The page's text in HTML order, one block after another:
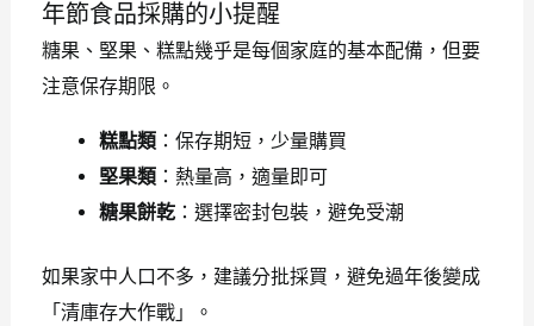
年節食品採購的小提醒
糖果、堅果、糕點幾乎是每個家庭的基本配備，但要
注意保存期限。
糕點類：保存期短，少量購買
堅果類：熱量高，適量即可
糖果餅乾：選擇密封包裝，避免受潮
如果家中人口不多，建議分批採買，避免過年後變成
「清庫存大作戰」。